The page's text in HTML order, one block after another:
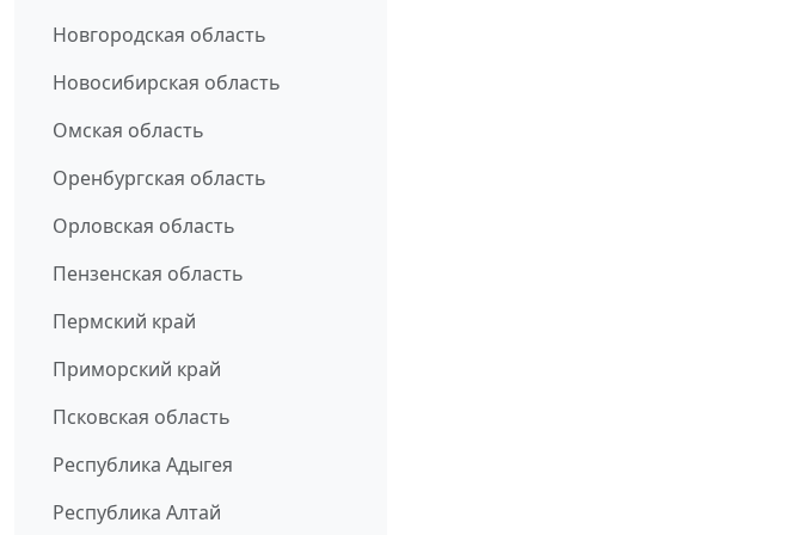
Новгородская область
Новосибирская область
Омская область
Оренбургская область
Орловская область
Пензенская область
Пермский край
Приморский край
Псковская область
Республика Адыгея
Республика Алтай